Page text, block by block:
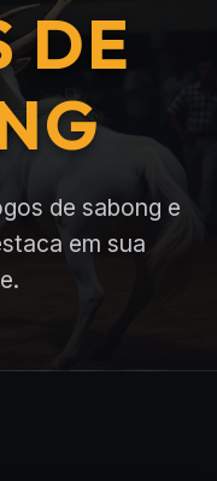
DE
de sabong e
em sua